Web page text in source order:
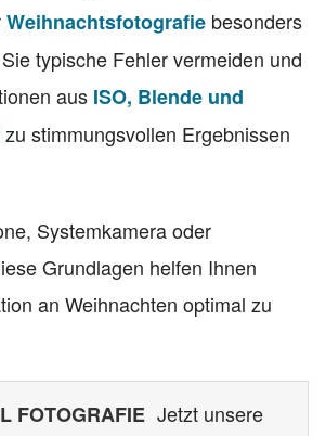
Weihnachtsfotografie besonders
typische Fehler vermeiden und
aus ISO, Blende und
zu stimmungsvollen Ergebnissen
Systemkamera oder
Grundlagen helfen Ihnen
an Weihnachten optimal zu
FOTOGRAFIE Jetzt unsere